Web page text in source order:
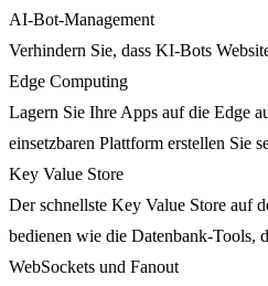
AI-Bot-Management
Verhindern Sie, dass KI-Bots
Edge Computing
Lagern Sie Ihre Apps auf die Edge
einsetzbaren Plattform erstellen Sie
Key Value Store
Der schnellste Key Value Store auf
bedienen wie die Datenbank-Tools,
WebSockets und Fanout